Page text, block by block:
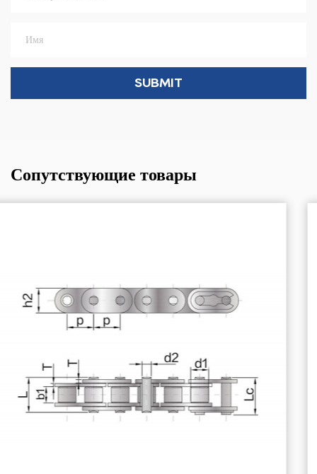
Сопутствующие товары